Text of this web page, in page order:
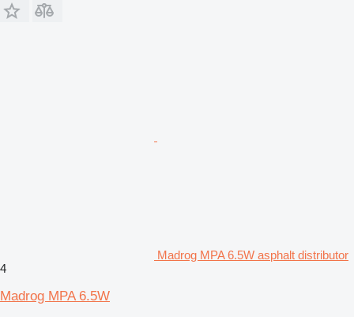
Madrog MPA 6.5W asphalt distributor
4
Madrog MPA 6.5W